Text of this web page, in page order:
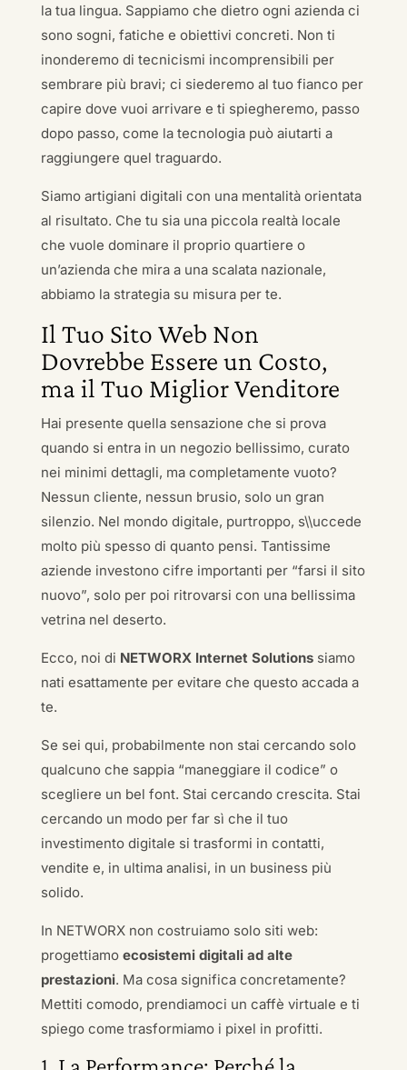
la tua lingua. Sappiamo che dietro ogni azienda ci
sono sogni, fatiche e obiettivi concreti. Non ti
inonderemo di tecnicismi incomprensibili per
sembrare più bravi; ci siederemo al tuo fianco per
capire dove vuoi arrivare e ti spiegheremo, passo
dopo passo, come la tecnologia può aiutarti a
raggiungere quel traguardo.
Siamo artigiani digitali con una mentalità orientata
al risultato. Che tu sia una piccola realtà locale
che vuole dominare il proprio quartiere o
un’azienda che mira a una scalata nazionale,
abbiamo la strategia su misura per te.
Il Tuo Sito Web Non
Dovrebbe Essere un Costo,
ma il Tuo Miglior Venditore
Hai presente quella sensazione che si prova
quando si entra in un negozio bellissimo, curato
nei minimi dettagli, ma completamente vuoto?
Nessun cliente, nessun brusio, solo un gran
silenzio. Nel mondo digitale, purtroppo, s\\uccede
molto più spesso di quanto pensi. Tantissime
aziende investono cifre importanti per “farsi il sito
nuovo”, solo per poi ritrovarsi con una bellissima
vetrina nel deserto.
Ecco, noi di NETWORX Internet Solutionssiamo
nati esattamente per evitare che questo accada a
te.
Se sei qui, probabilmente non stai cercando solo
qualcuno che sappia “maneggiare il codice” o
scegliere un bel font. Stai cercando crescita. Stai
cercando un modo per far sì che il tuo
investimento digitale si trasformi in contatti,
vendite e, in ultima analisi, in un business più
solido.
In NETWORX non costruiamo solo siti web:
progettiamo ecosistemi digitali ad alte
prestazioni. Ma cosa significa concretamente?
Mettiti comodo, prendiamoci un caffè virtuale e ti
spiego come trasformiamo i pixel in profitti.